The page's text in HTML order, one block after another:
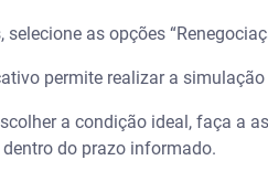
selecione as opções
permite realizar a
a condição ideal, faça a
do prazo informado.